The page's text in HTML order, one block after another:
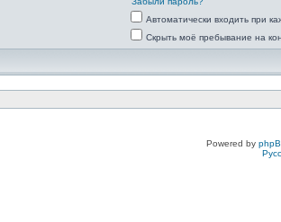
Автоматически входить при
Скрыть моё пребывание на
Powered by